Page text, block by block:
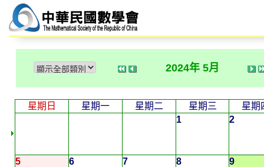
2024年 5月
星期日 星期一 星期二 星期三
星期
1
2
5 6 7 8 9